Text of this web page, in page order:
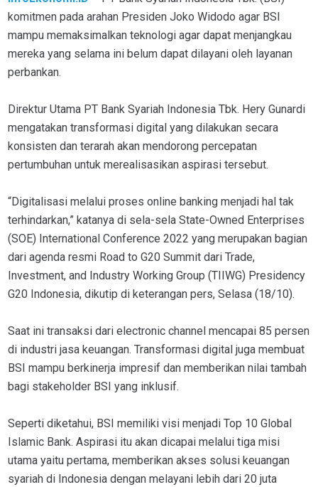
komitmen pada arahan Presiden Joko Widodo agar BSI
mampu memaksimalkan teknologi agar dapat menjangkau
mereka yang selama ini belum dapat dilayani oleh layanan
perbankan.
Direktur Utama PT Bank Syariah Indonesia Tbk. Hery Gunardi
mengatakan transformasi digital yang dilakukan secara
konsisten dan terarah akan mendorong percepatan
pertumbuhan untuk merealisasikan aspirasi tersebut.
“Digitalisasi melalui proses online banking menjadi hal tak
terhindarkan,” katanya di sela-sela State-Owned Enterprises
(SOE) International Conference 2022 yang merupakan bagian
dari agenda resmi Road to G20 Summit dari Trade,
Investment, and Industry Working Group (TIIWG) Presidency
G20 Indonesia, dikutip di keterangan pers, Selasa (18/10).
Saat ini transaksi dari electronic channel mencapai 85 persen
di industri jasa keuangan. Transformasi digital juga membuat
BSI mampu berkinerja impresif dan memberikan nilai tambah
bagi stakeholder BSI yang inklusif.
Seperti diketahui, BSI memiliki visi menjadi Top 10 Global
Islamic Bank. Aspirasi itu akan dicapai melalui tiga misi
utama yaitu pertama, memberikan akses solusi keuangan
syariah di Indonesia dengan melayani lebih dari 20 juta